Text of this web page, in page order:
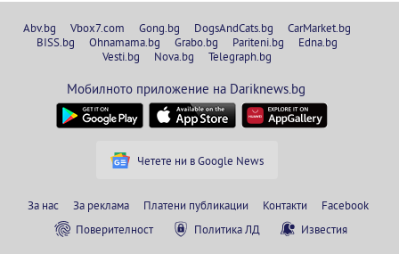
Abv.bg Vbox7.com Gong.bg DogsAndCats.bg
CarMarket.bg
BISS.bg
Ohnamama.bg Grabo.bg Pariteni.bg
Edna.bg
Vesti.bg
Nova.bg Telegraph.bg
Мобилното приложение на Dariknews.bg
Четете ни в Google News
За нас За реклама Платени публикации Контакти
Facebook
Поверителност
Политика ЛД Известия